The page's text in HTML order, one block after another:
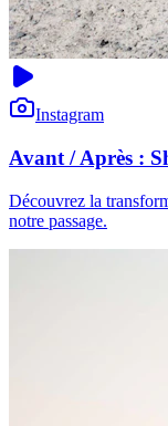
Instagram
Avant / Après :
Découvrez la
notre passage.